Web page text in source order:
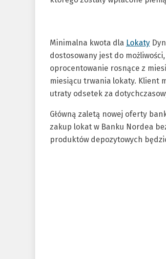
Minimalna kwota dla Lokaty
dostosowany jest do
oprocentowanie rosnące z
miesiącu trwania lokaty. Klient
utraty odsetek za
Główną zaletą nowej oferty
zakup lokat w Banku Nordea
produktów depozytowych